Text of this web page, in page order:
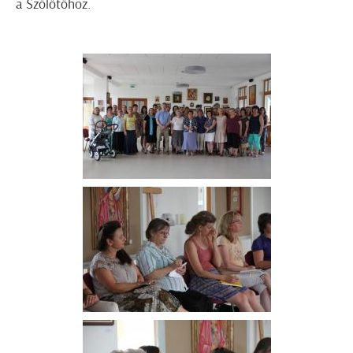
a Szőlőtőhöz.